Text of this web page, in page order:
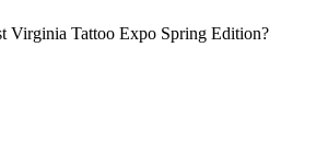
Virginia Tattoo Expo Spring Edition?